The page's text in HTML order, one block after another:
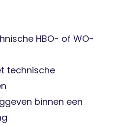
HBO- of WO-
technische
binnen een